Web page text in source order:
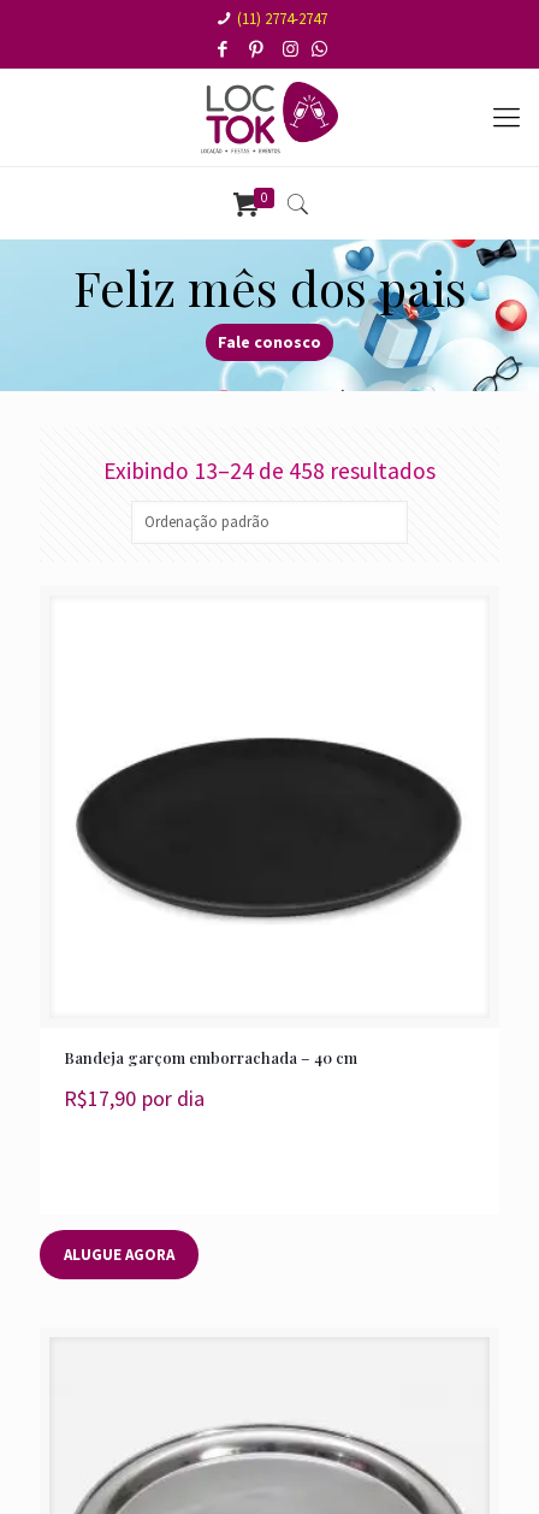
(11) 2774-2747
0
Feliz mês dos pais
Fale conosco
Exibindo 13–24 de 458 resultados
Bandeja garçom emborrachada – 40 cm
R$17,90 por dia
ALUGUE AGORA